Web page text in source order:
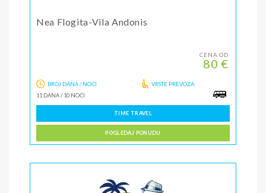
Nea Flogita-Vila Andonis
CENA OD
80 €
BROJ DANA / NOĆI
11 DANA/10 NOĆI
VRSTE PREVOZA
TIME TRAVEL
POGLEDAJ PONUDU